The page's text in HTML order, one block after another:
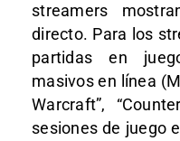
streamers
directo. Para los
partidas en
masivos en línea
Warcraft”,
sesiones de juego